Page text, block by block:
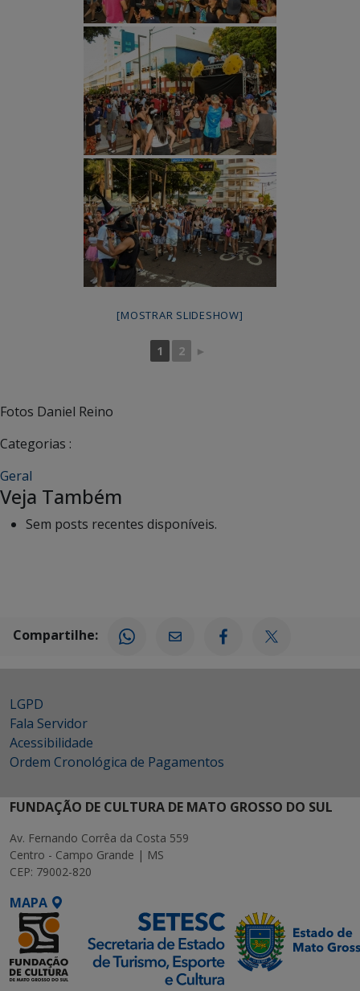
[MOSTRAR SLIDESHOW]
1 2 ►
Fotos Daniel Reino
Categorias :
Geral
Veja Também
Sem posts recentes disponíveis.
Compartilhe:
LGPD
Fala Servidor
Acessibilidade
Ordem Cronológica de Pagamentos
FUNDAÇÃO DE CULTURA DE MATO GROSSO DO SUL
Av. Fernando Corrêa da Costa 559
Centro - Campo Grande | MS
CEP: 79002-820
MAPA